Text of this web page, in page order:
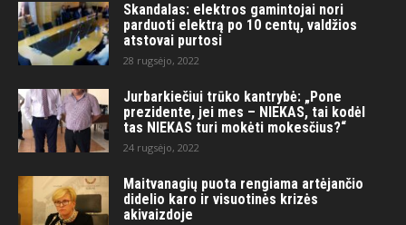
Skandalas: elektros gamintojai nori
parduoti elektrą po 10 centų, valdžios
atstovai purtosi
28 rugsėjo, 2022
Jurbarkiečiui trūko kantrybė: „Pone
prezidente, jei mes – NIEKAS, tai kodėl
tas NIEKAS turi mokėti mokesčius?“
24 rugsėjo, 2022
Maitvanagių puota rengiama artėjančio
didelio karo ir visuotinės krizės
akivaizdoje